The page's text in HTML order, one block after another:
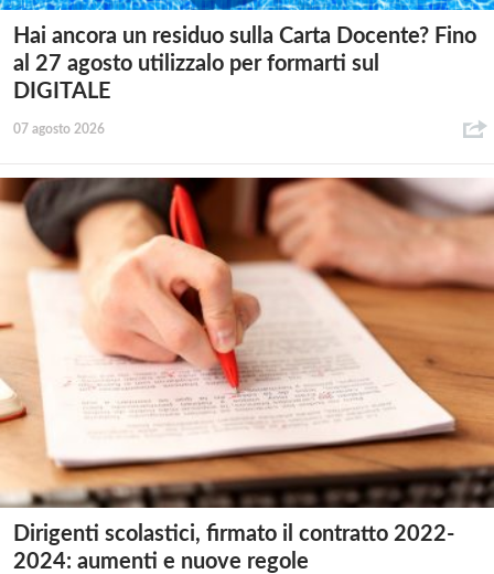
Hai ancora un residuo sulla Carta Docente? Fino
al 27 agosto utilizzalo per formarti sul
DIGITALE
07 agosto 2026
Dirigenti scolastici, firmato il contratto 2022-
2024: aumenti e nuove regole